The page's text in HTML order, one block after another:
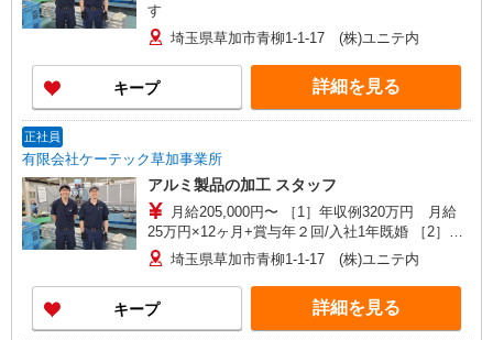
す
埼玉県草加市青柳1-1-17 (株)ユニテ内
キープ 詳細を見る
正社員
有限会社ケーテック草加事業所
アルミ製品の加工 スタッフ
月給205,000円〜 ［1］年収例320万円 月給
25万円×12ヶ月+賞与年２回/入社1年既婚 ［2］年
収例380万円 月給28万円×12ヶ月+賞与年２回/入
社2年既婚 ［3］年収例480万円 月給35万円
×12ヶ月+賞与年２回/入社7年未婚 ※経験・能力
による優遇します ※試用期間（2ヶ月）月給と同
条件
埼玉県草加市青柳1-1-17 (株)ユニテ内
キープ 詳細を見る